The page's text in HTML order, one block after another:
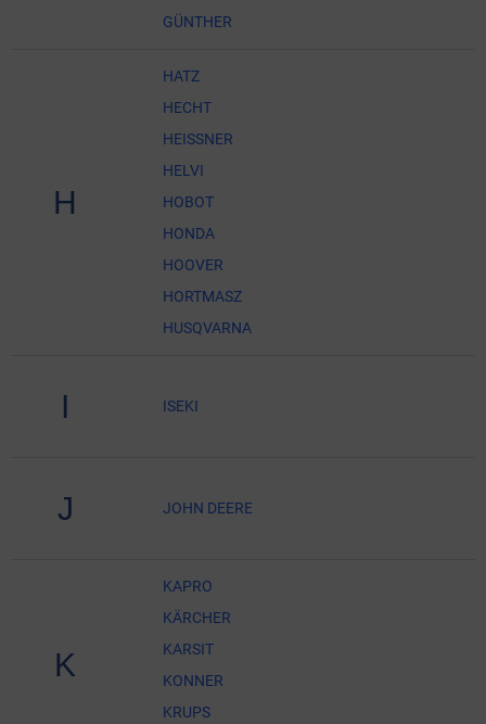
GÜNTHER
H
HATZ
HECHT
HEISSNER
HELVI
HOBOT
HONDA
HOOVER
HORTMASZ
HUSQVARNA
I ISEKI
J JOHN DEERE
K
KAPRO
KÄRCHER
KARSIT
KONNER
KRUPS